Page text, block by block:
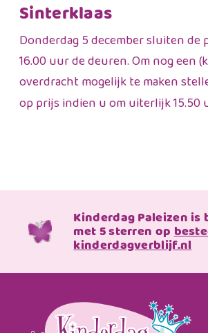
Sinterklaas
Donderdag 5 december sluiten de
16.00 uur de deuren. Om nog een
overdracht mogelijk te maken
op prijs indien u om uiterlijk 15.50
Kinderdag Paleizen is
met 5 sterren op
kinderdagverblijf.nl